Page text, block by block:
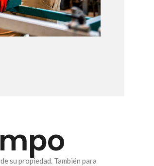
su propiedad. También para